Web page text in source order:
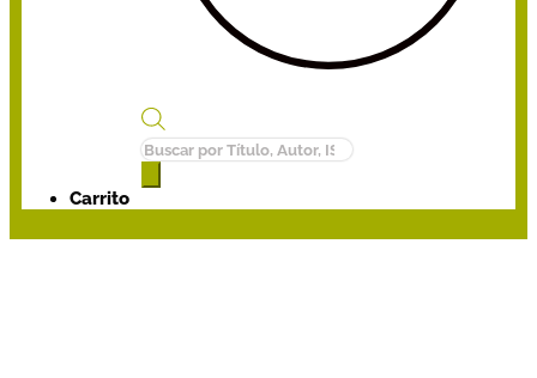
Búsqueda
de
Carrito